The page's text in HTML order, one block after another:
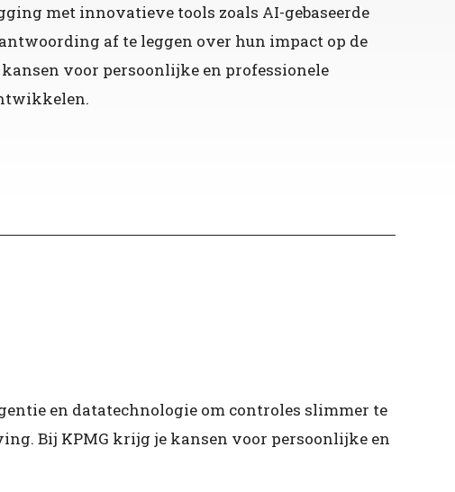
met innovatieve tools zoals AI-gebaseerde
af te leggen over hun impact op de
voor persoonlijke en professionele
en datatechnologie om controles slimmer te
Bij KPMG krijg je kansen voor persoonlijke en